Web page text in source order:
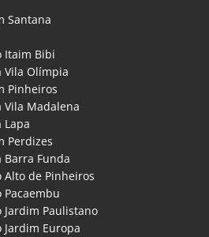
Santana
Itaim Bibi
Vila Olímpia
Pinheiros
Madalena
Lapa
Perdizes
Funda
de Pinheiros
Paulistano
Europa